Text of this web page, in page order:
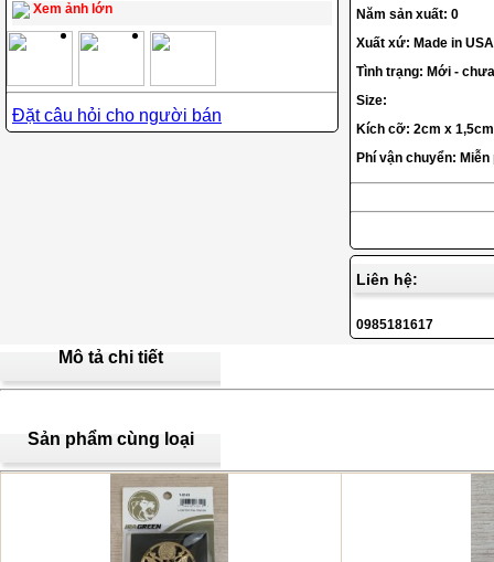
Xem ảnh lớn
Đặt câu hỏi cho người bán
Năm sản xuất: 0
Xuất xứ: Made in USA
Tình trạng: Mới -
Size:
Kích cỡ: 2cm x 1,5cm
Phí vận chuyển:
Liên hệ:
0985181617
Mô tả chi tiết
Sản phẩm cùng loại